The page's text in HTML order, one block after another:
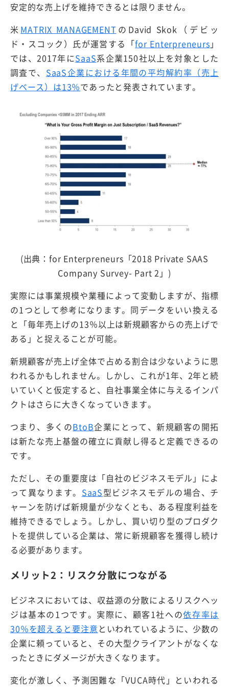
安定的な売上げを維持できるとは限りません。
米 MATRIX MANAGEMENT のDavid Skok（デビッ
ド・スコック）氏が運営する「for Enterpreneurs 」
では、2017年にSaaS系企業150社以上を対象とした
調査で、 SaaS企業における年間の平均解約率（売上
げベース）は13％であったと発表されています。
(出典：for Enterpreneurs「2018 Private SAAS
Company Survey- Part 2」)
実際には事業規模や業種によって変動しますが、指標
の1つとして参考になります。同データをいい換える
と「毎年売上げの13％以上は新規顧客からの売上げで
ある」と捉えることが可能。
新規顧客が売上げ全体で占める割合は少ないように思
われるかもしれません。しかし、これが1年、2年と続
いていくと仮定すると、自社事業全体に与えるインパ
クトはさらに大きくなっていきます。
つまり、多くのBtoB企業にとって、新規顧客の開拓
は新たな売上基盤の確立に貢献し得ると定義できるの
です。
ただし、その重要度は「自社のビジネスモデル」によ
って異なります。 SaaS型ビジネスモデルの場合、チ
ャーンを防げば新規量が少なくとも、ある程度利益を
維持できるでしょう。しかし、買い切り型のプロダク
トを提供している企業は、常に新規顧客を獲得し続け
る必要があります。
メリット2：リスク分散につながる
ビジネスにおいては、収益源の分散によるリスクヘッ
ジは基本の1つです。実際に、顧客1社への依存率は
30％を超えると要注意 といわれているように、少数の
企業に頼っていると、その大型クライアントがなくな
ったときにダメージが大きくなります。
変化が激しく、予測困難な「VUCA時代」といわれる